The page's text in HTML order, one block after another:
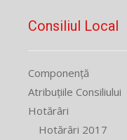
Consiliul Local
Componență
Atribuțiile Consiliului
Hotărâri
Hotărâri 2017